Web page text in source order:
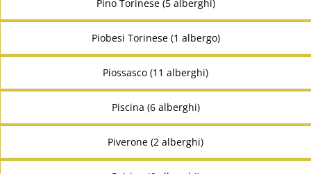
Pino Torinese (5 alberghi)
Piobesi Torinese (1 albergo)
Piossasco (11 alberghi)
Piscina (6 alberghi)
Piverone (2 alberghi)